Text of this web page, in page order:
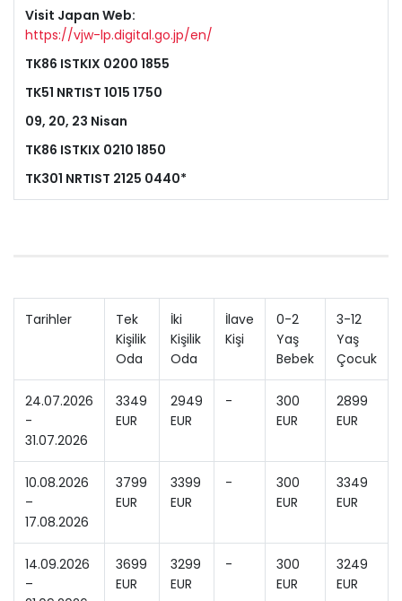
Visit Japan Web:
https://vjw-lp.digital.go.jp/en/
TK86 ISTKIX 0200 1855
TK51 NRTIST 1015 1750
09, 20, 23 Nisan
TK86 ISTKIX 0210 1850
TK301 NRTIST 2125 0440*
Tarihler
Tek
Kişilik
Oda
İki
Kişilik
Oda
İlave
Kişi
0-2
Yaş
Bebek
3-12
Yaş
Çocuk
24.07.2026
-
31.07.2026
3349
EUR
2949
EUR
-
300
EUR
2899
EUR
10.08.2026
–
17.08.2026
3799
EUR
3399
EUR
-
300
EUR
3349
EUR
14.09.2026
–
3699
EUR
3299
EUR
-
300
EUR
3249
EUR